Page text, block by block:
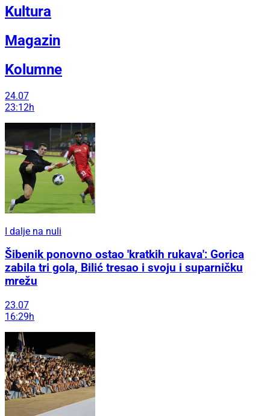
Kultura
Magazin
Kolumne
24.07
23:12h
I dalje na nuli
Šibenik ponovno ostao 'kratkih rukava': Gorica
zabila tri gola, Bilić tresao i svoju i suparničku
mrežu
23.07
16:29h